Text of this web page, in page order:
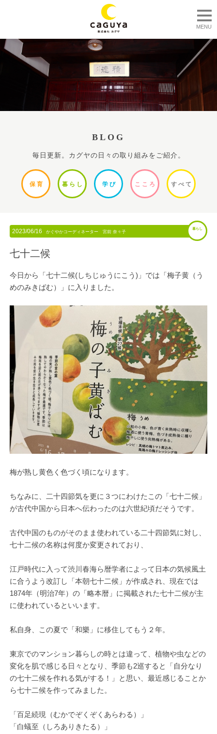
MENU
BLOG
毎日更新。カグヤの日々の取り組みをご紹介。
保 育 暮ら し 学 び ここ ろ すべて
2023/06/16 かぐやかコーディネーター 宮前 奈々子
暮らし
七十二候
今日から「七十二候(しちじゅうにこう)」では「梅子黄（う
めのみきばむ）」に入りました。
梅が熟し黄色く色づく頃になります。
ちなみに、二十四節気を更に３つにわけたこの「七十二候」
が古代中国から日本へ伝わったのは六世紀頃だそうです。
古代中国のものがそのまま使われている二十四節気に対し、
七十二候の名称は何度か変更されており、
江戸時代に入って渋川春海ら暦学者によって日本の気候風土
に合うよう改訂し「本朝七十二候」が作成され、現在では
1874年（明治7年）の「略本暦」に掲載された七十二候が主
に使われているといいます。
私自身、この夏で「和樂」に移住してもう２年。
東京でのマンション暮らしの時とは違って、植物や虫などの
変化を肌で感じる日々となり、季節も2巡すると「自分なり
の七十二候を作れる気がする！」と思い、最近感じることか
ら七十二候を作ってみました。
「百足続現（むかでぞくぞくあらわる）」
「白蟻至（しろありきたる）」